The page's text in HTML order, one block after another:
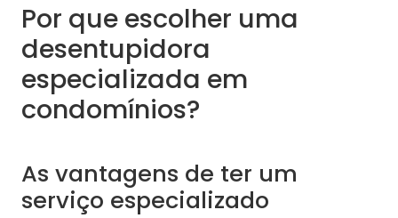
Por que escolher uma
desentupidora
especializada em
condomínios?
As vantagens de ter um
serviço especializado